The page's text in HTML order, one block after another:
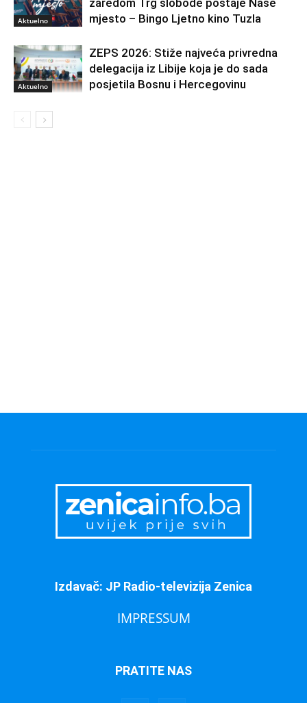
Aktuelno
zaredom Trg slobode postaje Naše
mjesto – Bingo Ljetno kino Tuzla
Aktuelno
ZEPS 2026: Stiže najveća privredna
delegacija iz Libije koja je do sada
posjetila Bosnu i Hercegovinu
Izdavač: JP Radio-televizija Zenica
IMPRESSUM
PRATITE NAS